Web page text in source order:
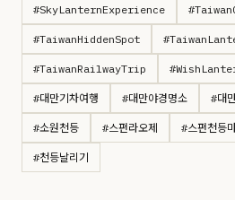
#SkyLanternExperience
#TaiwanHiddenSpot
#TaiwanRailwayTrip
#대만기차여행 #대만야경명소 #대
#소원천등 #스펀라오제 #스펀천등
#천등날리기